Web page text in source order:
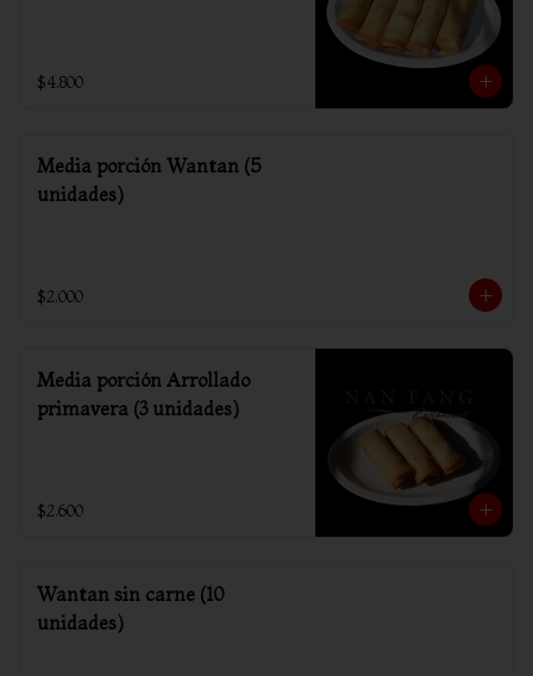
$4.800
Media porción Wantan (5
unidades)
$2.000
Media porción Arrollado
primavera (3 unidades)
$2.600
Wantan sin carne (10
unidades)